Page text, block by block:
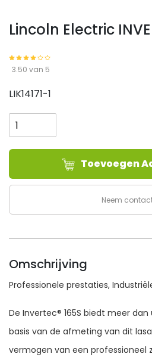
Lincoln Electric
3.50 van 5
LIK14171-1
Electric
INVERTEC®
165S
Toevoegen
Neem
Omschrijving
Professionele prestaties,
De Invertec® 165S biedt meer
basis van de afmeting van dit
vermogen van een professioneel